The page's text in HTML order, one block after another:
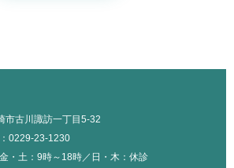
市古川諏訪一丁目5-32
0229-23-1230
・土：9時～18時／日・木：休診